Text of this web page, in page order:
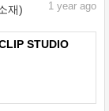
재) 1 year ago
STUDIO